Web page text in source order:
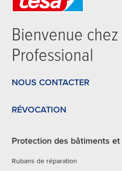
Bienvenue chez
Professional
NOUS CONTACTER
RÉVOCATION
Protection des bâtiments
Rubans de réparation